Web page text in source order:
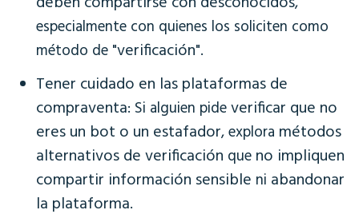
especialmente con quienes los soliciten como
método de "verificación".
Tener cuidado en las plataformas de
compraventa: Si alguien pideverificar que no
eres un bot o un estafador, explora métodos
alternativos de verificación que no impliquen
compartir información sensible ni abandonar
la plataforma.